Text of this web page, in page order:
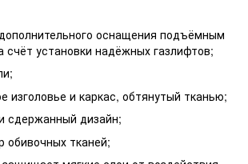
оснащения подъёмным
счёт установки надёжных газлифтов;
изголовье и каркас, обтянутый тканью;
сдержанный дизайн;
обивочных тканей;